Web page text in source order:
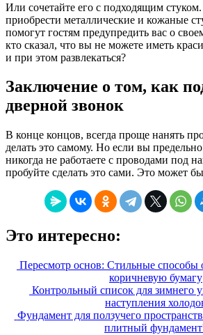
Или сочетайте его с подходящим
приобрести металлические и кожаные
помогут гостям предупредить вас о
кто сказал, что вы не можете иметь
и при этом развлекаться?
Заключение о том, как
дверной звонок
В конце концов, всегда проще нанять
делать это самому. Но если вы
никогда не работаете с проводами под
пробуйте сделать это сами. Это может
Это интересно:
Пересмотр основ: Стильные способы
коричневую бумагу
Контрольный список для зимнего
наступления
Фундамент для ползучего
плитный